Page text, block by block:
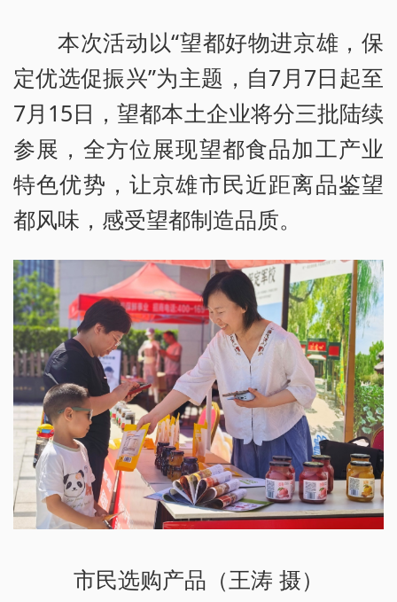
本次活动以“望都好物进京雄，保
定优选促振兴”为主题，自7月7日起至
7月15日，望都本土企业将分三批陆续
参展，全方位展现望都食品加工产业
特色优势，让京雄市民近距离品鉴望
都风味，感受望都制造品质。
市民选购产品（王涛 摄）